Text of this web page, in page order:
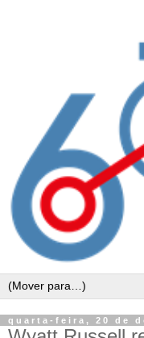
quarta-feira, 20 de